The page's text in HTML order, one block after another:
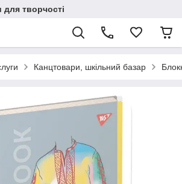
для творчості
Канцтовари, шкільний базар